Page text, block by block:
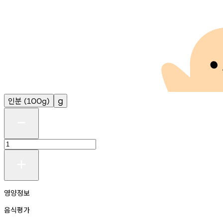
인분 (100g) g
영양정보
음식평가